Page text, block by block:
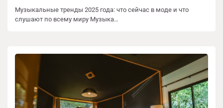
Музыкальные тренды 2025 года: что сейчас в моде и что
слушают по всему миру Музыка…